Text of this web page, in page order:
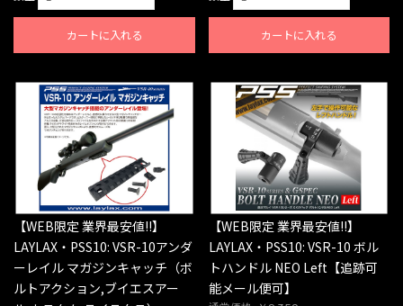
カートに入れる カートに入れる
【WEB限定 業界最安値!!】
LAYLAX・PSS10: VSR-10アンダ
ーレイル マガジンキャッチ（ボ
ルトアクション,ブイエスアー
【WEB限定 業界最安値!!】
LAYLAX・PSS10: VSR-10 ボル
トハンドル NEO Left【追跡可
能メール便可】